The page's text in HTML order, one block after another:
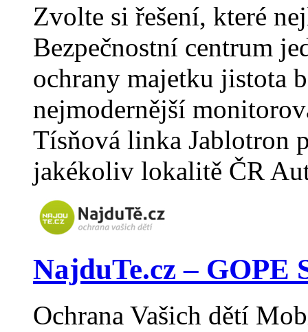
Zvolte si řešení, které
Bezpečnostní centrum
ochrany majetku jistota
nejmodernější
Tísňová linka Jablotron
jakékoliv lokalitě ČR
NajduTe.cz – GOPE
Ochrana Vašich dětí